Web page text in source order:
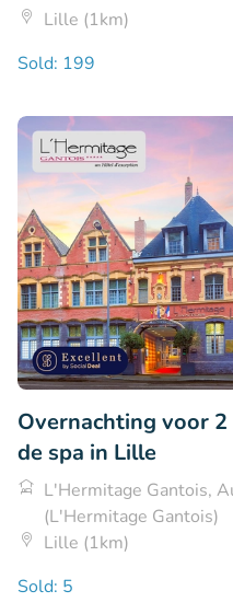
Lille (1km)
Sold: 199
Overnachting voor
de spa in Lille
L'Hermitage Gantois,
(L'Hermitage Gantois)
Lille (1km)
Sold: 5